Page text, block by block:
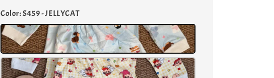
Color: S459 - JELLYCAT